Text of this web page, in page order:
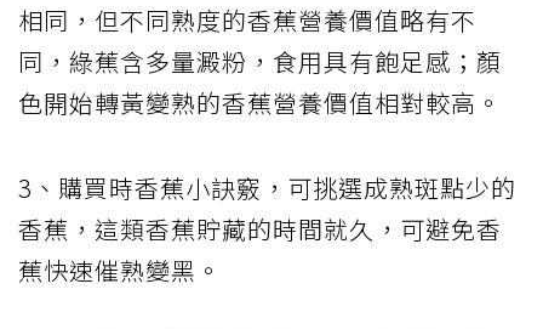
相同，但不同熟度的香蕉營養價值略有不
同，綠蕉含多量澱粉，食用具有飽足感；顏
色開始轉黃變熟的香蕉營養價值相對較高。
3、購買時香蕉小訣竅，可挑選成熟斑點少的
香蕉，這類香蕉貯藏的時間就久，可避免香
蕉快速催熟變黑。